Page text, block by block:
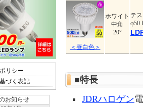
＜昼白色＞
ホワイト
中角
20°
テ
φ50
■特長
JDRハロゲン
リシー
づく表記